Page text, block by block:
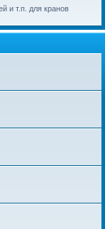
и т.п. для кранов